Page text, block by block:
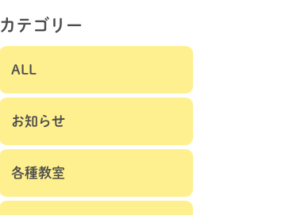
カテゴリー
ALL
お知らせ
各種教室